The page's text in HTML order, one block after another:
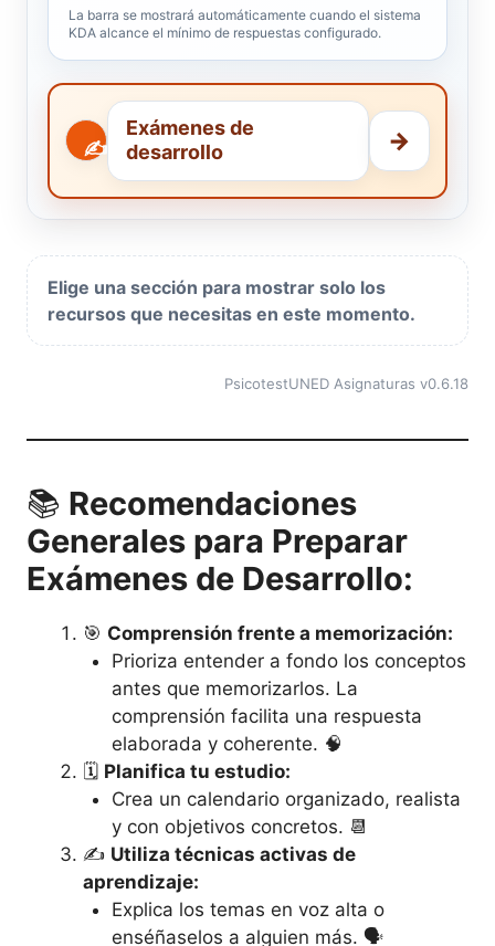
La barra se mostrará automáticamente cuando el sistema
KDA alcance el mínimo de respuestas configurado.
✍️
Exámenes de
desarrollo
→
.
Abrir
repositorio
nueva
Elige una sección para mostrar solo los
recursos que necesitas en este momento.
PsicotestUNED Asignaturas v0.6.18
📚 Recomendaciones
Generales para Preparar
Exámenes de Desarrollo:
🎯 Comprensión frente a memorización:
Prioriza entender a fondo los conceptos
antes que memorizarlos. La
comprensión facilita una respuesta
elaborada y coherente. 🧠
🗓️ Planifica tu estudio:
Crea un calendario organizado, realista
y con objetivos concretos. 📆
✍️ Utiliza técnicas activas de
aprendizaje:
Explica los temas en voz alta o
enséñaselos a alguien más. 🗣️